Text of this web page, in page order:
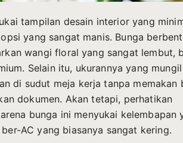
tampilan desain interior yang
yang sangat manis. Bunga
wangi floral yang sangat lembut,
Selain itu, ukurannya yang mungil
di sudut meja kerja tanpa memakan
dokumen. Akan tetapi, perhatikan
bunga ini menyukai kelembapan
AC yang biasanya sangat kering.